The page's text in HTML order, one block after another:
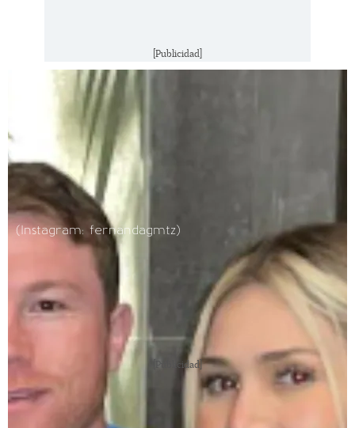
[Publicidad]
(Instagram: fernandagmtz)
[Publicidad]